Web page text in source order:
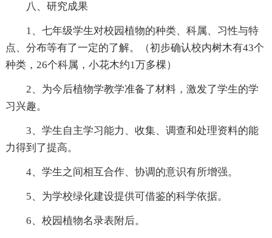
八、研究成果
1、七年级学生对校园植物的种类、科属、习性与特
点、分布等有了一定的了解。（初步确认校内树木有43个
种类，26个科属，小花木约1万多棵）
2、为今后植物学教学准备了材料，激发了学生的学
习兴趣。
3、学生自主学习能力、收集、调查和处理资料的能
力得到了提高。
4、学生之间相互合作、协调的意识有所增强。
5、为学校绿化建设提供可借鉴的科学依据。
6、校园植物名录表附后。